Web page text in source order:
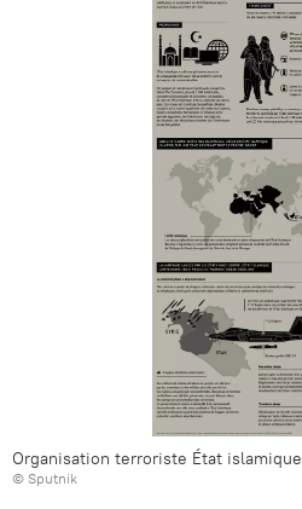
Organisation terroriste État islamique
© Sputnik